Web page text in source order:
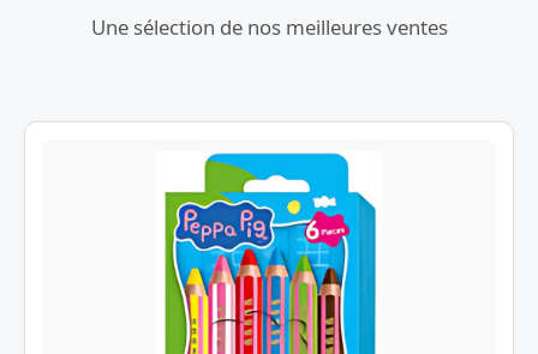
Une sélection de nos meilleures ventes